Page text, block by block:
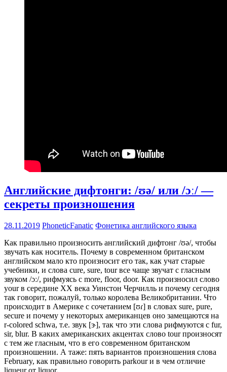
Английские дифтонги: /ʊə/ или /ɔː/ —
секреты произношения
28.11.2019 PhoneticFanatic Фонетика английского языка
Как правильно произносить английский дифтонг /ʊə/, чтобы
звучать как носитель. Почему в современном британском
английском мало кто произносит его так, как учат старые
учебники, и слова cure, sure, tour все чаще звучат с гласным
звуком /ɔː/, рифмуясь с more, floor, door. Как произносил слово
your в середине XX века Уинстон Черчилль и почему сегодня
так говорит, пожалуй, только королева Великобритании. Что
происходит в Америке c сочетанием [ʊɾ] в словах sure, pure,
secure и почему у некоторых американцев оно замещаются на
r-colored schwa, т.е. звук [ɝ], так что эти слова рифмуются с fur,
sir, blur. В каких американских акцентах слово tour произносят
с тем же гласным, что в его современном британском
произношении. А таже: пять вариантов произношения слова
February, как правильно говорить parkour и в чем отличие